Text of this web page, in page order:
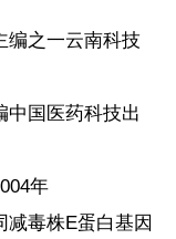
之一云南科技
国医药科技出
年
毒株E蛋白基因